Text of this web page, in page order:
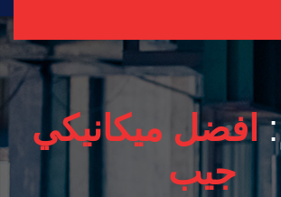
افضل ميكانيكي
جيب